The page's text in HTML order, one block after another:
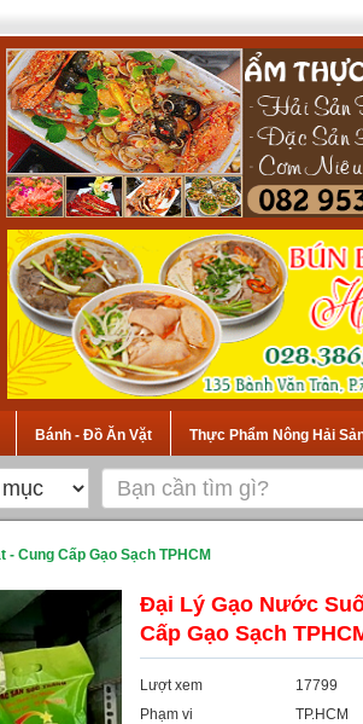
Bánh - Đồ Ăn Vặt Thực Phẩm Nông Hải
Cung Cấp Gạo Sạch TPHCM
Đại Lý Gạo Nước
Cấp Gạo Sạch
Lượt xem
17799
Phạm vi
TP.HCM